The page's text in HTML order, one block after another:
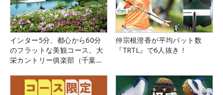
インター5分、都心から60分
のフラットな美観コース。大
栄カントリー俱楽部（千葉
仲宗根澄香が平均パット数
『TRTL』で6人抜き！